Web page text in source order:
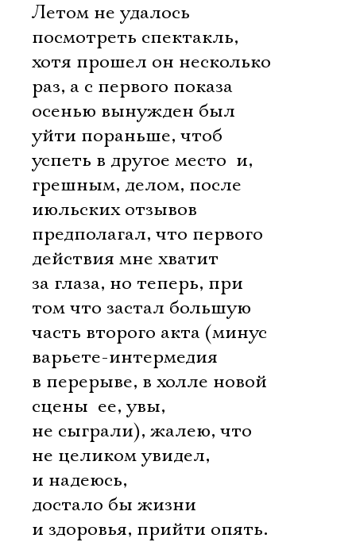
Летом не удалось
посмотреть спектакль,
хотя прошел он несколько
раз, а с первого показа
осенью вынужден был
уйти пораньше, чтоб
успеть в другое место  и,
грешным, делом, после
июльских отзывов
предполагал, что первого
действия мне хватит
за глаза, но теперь, при
том что застал большую
часть второго акта (минус
варьете-интермедия
в перерыве, в холле новой
сцены  ее, увы,
не сыграли), жалею, что
не целиком увидел,
и надеюсь,
достало бы жизни
и здоровья, прийти опять.